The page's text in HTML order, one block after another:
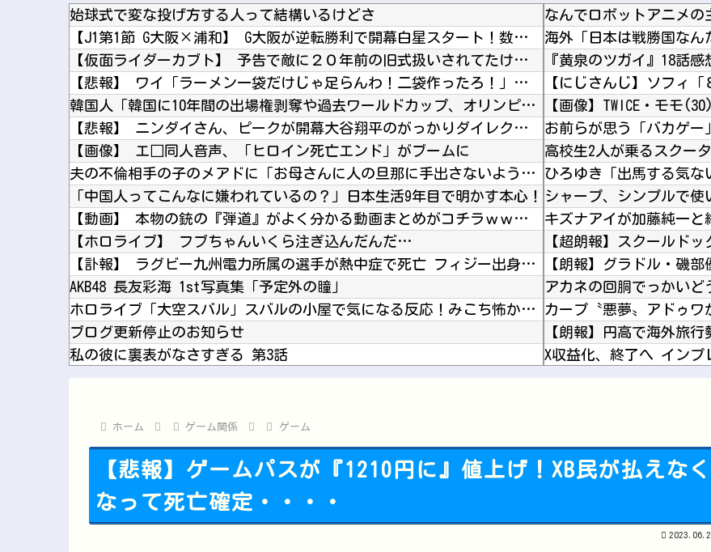
始球式で変な投げ方する人って結構いるけどさ
【J1第1節 G大阪×浦和】 G大阪が逆転勝利で開幕白星スタート！数的優位の中で逆転を許す...
【仮面ライダーカブト】 予告で敵に２０年前の旧式扱いされてたけど…
【悲報】 ワイ「ラーメン一袋だけじゃ足らんわ！二袋作ったろ！」→結果ｗｗｗ
韓国人「韓国に10年間の出場権剥奪や過去ワールドカップ、オリンピック予選の記録削除を要求す...
【悲報】 ニンダイさん、ピークが開幕大谷翔平のがっかりダイレクトだったと言われてしまう
【画像】 エ□同人音声、「ヒロイン死亡エンド」がブームに
夫の不倫相手の子のメアドに「お母さんに人の旦那に手出さないように注意してね？」と2人の合体...
「中国人ってこんなに嫌われているの？」日本生活9年目で明かす本心！
【動画】 本物の銃の『弾道』がよく分かる動画まとめがコチラｗｗｗ！！
【ホロライブ】 フブちゃんいくら注ぎ込んだんだ…
【訃報】 ラグビー九州電力所属の選手が熱中症で死亡 フィジー出身の26歳
AKB48 長友彩海 1st写真集「予定外の瞳」
ホロライブ「大空スバル」スバルの小屋で気になる反応！みこち怖かった発言フォローすることなく...
ブログ更新停止のお知らせ
私の彼に裏表がなさすぎる 第3話
8/9(日) 第18回レパードステークス(GⅢ)
『黄泉のツガイ』18話
お前らが思う「バカゲー
シャープ、シンプルで使
キズナアイが加藤純一と
X収益化、終了へ インプ
【ウマ娘】見た目に反し
ワイ同じスマホ11年使っ
ホーム ゲーム関係 ゲーム
【悲報】ゲームパスが『1210円に』値上げ！XB民が払えなく
なって死亡確定・・・・